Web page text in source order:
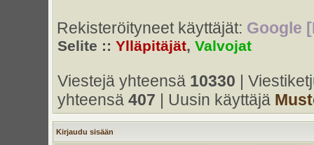
Rekisteröityneet käyttäjät: Google
Selite :: Ylläpitäjät, Valvojat
Viestejä yhteensä 10330 |
yhteensä 407 | Uusin käyttäjä
Kirjaudu sisään